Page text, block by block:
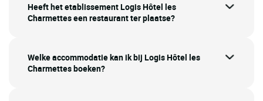
Heeft het etablissement Logis Hôtel les
Charmettes een restaurant ter plaatse?
Welke accommodatie kan ik bij Logis Hôtel les
Charmettes boeken?